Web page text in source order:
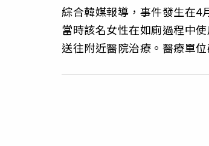
綜合韓媒報導，事件發生在4
當時該名女性在如廁過程中
送往附近醫院治療。醫療單